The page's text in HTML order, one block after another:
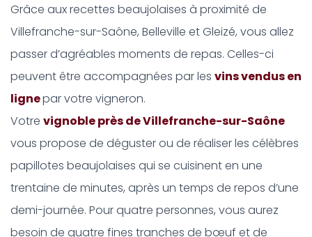
Grâce aux recettes beaujolaises à proximité de
Villefranche-sur-Saône, Belleville et Gleizé, vous allez
passer d’agréables moments de repas. Celles-ci
peuvent être accompagnées par les vins vendus en
lignepar votre vigneron.
Votre vignoble près de Villefranche-sur-Saône
vous propose de déguster ou de réaliser les célèbres
papillotes beaujolaises qui se cuisinent en une
trentaine de minutes, après un temps de repos d’une
demi-journée. Pour quatre personnes, vous aurez
besoin de quatre fines tranches de bœuf et de